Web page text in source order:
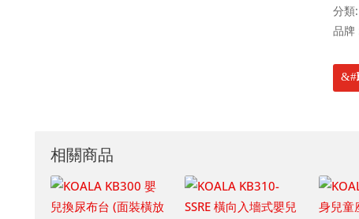
分類:
品牌
相關商品